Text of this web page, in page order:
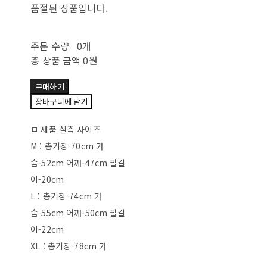
품절된 상품입니다.
주문 수량 0개
총 상품 금액 0원
구매하기
장바구니에 담기
ㅁ 제품 실측 사이즈
M : 총기장-70cm 가
슴-52cm 어깨-47cm 팔길
이-20cm
L : 총기장-74cm 가
슴-55cm 어깨-50cm 팔길
이-22cm
XL : 총기장-78cm 가